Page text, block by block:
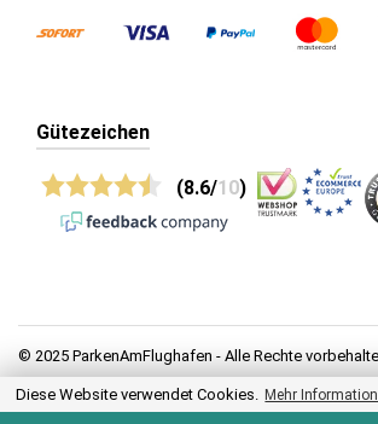
Gütezeichen
(8.6/10)
© 2025 ParkenAmFlughafen - Alle Rechte
Datenschutz
Diese Website verwendet Cookies. Mehr